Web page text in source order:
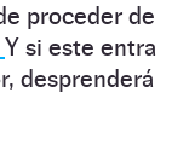
proceder de
Y si este entra
desprenderá